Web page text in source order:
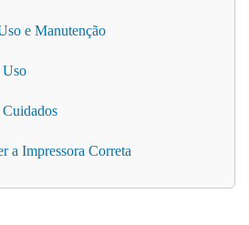
e Manutenção
Uso
a Impressora Correta